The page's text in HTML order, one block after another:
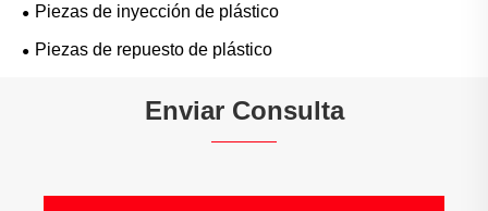
Piezas de inyección de plástico
Piezas de repuesto de plástico
Enviar Consulta